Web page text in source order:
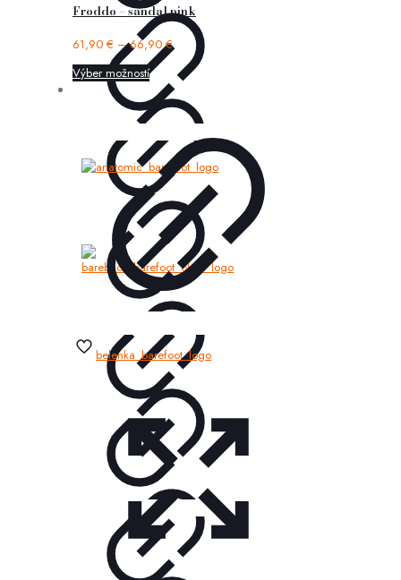
Froddo – sandal pink
61,90 € –66,90€
Výber možností